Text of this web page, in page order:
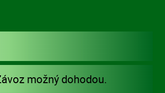
možný dohodou.